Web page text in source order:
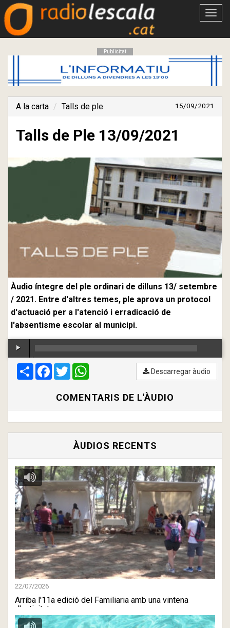
Obrir
Publicitat
A la carta Talls de ple 15/09/2021
Talls de Ple 13/09/2021
Àudio íntegre del ple ordinari de dilluns 13/ setembre
/ 2021. Entre d'altres temes, ple aprova un protocol
d'actuació per a l'atenció i erradicació de
l'absentisme escolar al municipi.
00:00/ 00:00
CompartirFacebook
Twitter Descarregar àudio
COMENTARIS DE L'ÀUDIO
ÀUDIOS RECENTS
22/07/2026
Arriba l'11a edició del Familiaria amb una vintena
d'activitat ...